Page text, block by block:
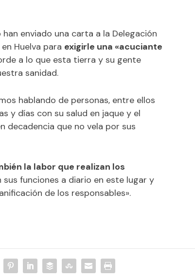
enviado una carta a la Delegación
Huelva para exigirle una «acuciante
a lo que esta tierra y su gente
sanidad.
hablando de personas, entre ellos
y días con su salud en jaque y el
decadencia que no vela por sus
la labor que realizan los
sus funciones a diario en este lugar y
de los responsables».